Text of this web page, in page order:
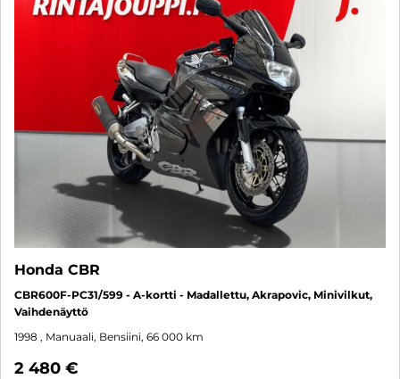
Honda CBR
CBR600F-PC31/599 - A-kortti - Madallettu, Akrapovic, Minivilkut,
Vaihdenäyttö
1998 , Manuaali, Bensiini, 66 000 km
2 480 €